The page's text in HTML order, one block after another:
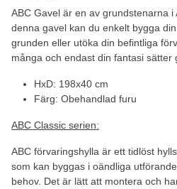
ABC Gavel är en av grundstenarna i
denna gavel kan du enkelt bygga
grunden eller utöka din befintliga
många och endast din fantasi sätter
HxD: 198x40 cm
Färg: Obehandlad furu
ABC Classic serien:
ABC förvaringshylla är ett tidlöst
som kan byggas i oändliga
behov. Det är lätt att montera och